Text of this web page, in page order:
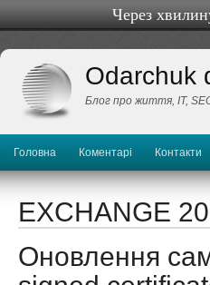
Через
Odarchuk
Блог про життя, IТ,
Головна Коментарі Контакти
EXCHANGE
Оновлення